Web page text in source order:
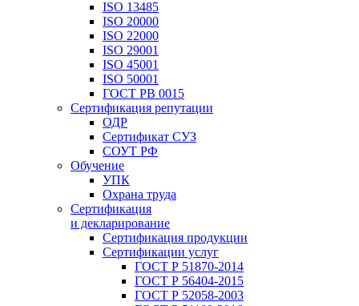
ISO 13485
ISO 20000
ISO 22000
ISO 29001
ISO 45001
ISO 50001
ГОСТ РВ 0015
Сертификация репутации
ОДР
Сертификат СУЗ
СОУТ РФ
Обучение
УПК
Охрана труда
Сертификация
и декларирование
Сертификация продукции
Сертификации услуг
ГОСТ Р 51870-2014
ГОСТ Р 56404-2015
ГОСТ Р 52058-2003